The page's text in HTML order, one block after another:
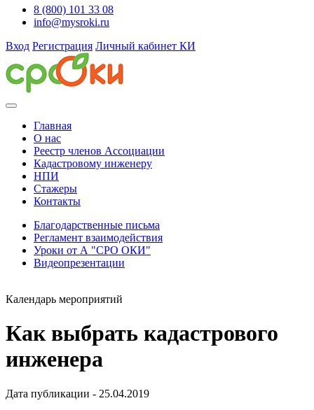
8 (800) 101 33 08
info@mysroki.ru
Вход Регистрация Личный кабинет КИ
Главная
О нас
Реестр членов Ассоциации
Кадастровому инженеру
НПИ
Стажеры
Контакты
Благодарственные письма
Регламент взаимодействия
Уроки от А "СРО ОКИ"
Видеопрезентации
Календарь мероприятий
Как выбрать кадастрового
инженера
Дата публикации - 25.04.2019